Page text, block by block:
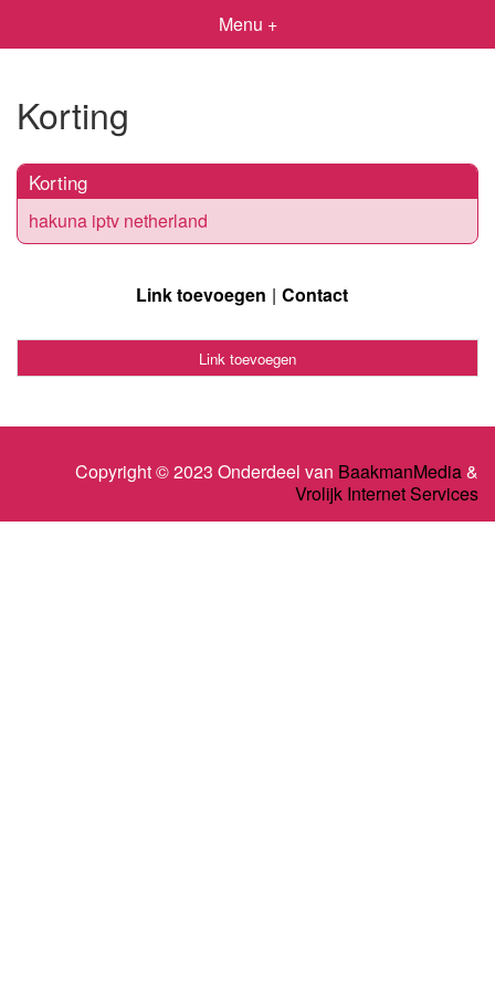
Menu +
Korting
Korting
hakuna iptv netherland
Link toevoegen Contact
Link toevoegen
Copyright © 2023 Onderdeel van BaakmanMedia&
Vrolijk Internet Services